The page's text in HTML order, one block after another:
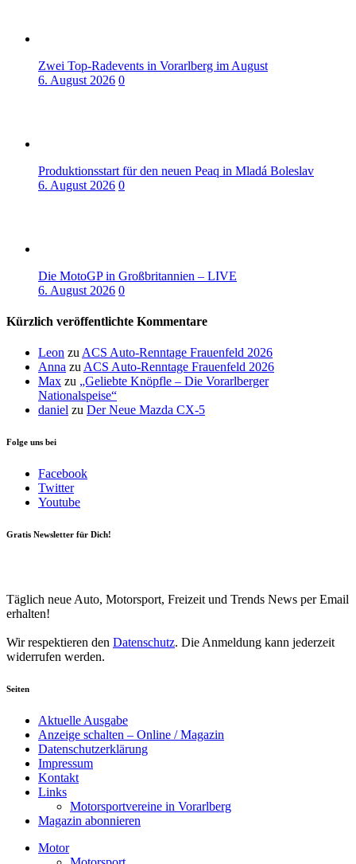
Zwei Top-Radevents in Vorarlberg im August
6. August 2026 0
Produktionsstart für den neuen Peaq in Mladá Boleslav
6. August 2026 0
Die MotoGP in Großbritannien – LIVE
6. August 2026 0
Kürzlich veröffentlichte Kommentare
Leon zu ACS Auto-Renntage Frauenfeld 2026
Anna zu ACS Auto-Renntage Frauenfeld 2026
Max zu „Geliebte Knöpfle – Die Vorarlberger
Nationalspeise“
daniel zu Der Neue Mazda CX-5
Folge uns bei
Facebook
Twitter
Youtube
Gratis Newsletter für Dich!
Täglich neue Auto, Motorsport, Freizeit und Trends News per Email
erhalten!
Wir respektieren den Datenschutz. Die Anmeldung kann jederzeit
widerrufen werden.
Seiten
Aktuelle Ausgabe
Anzeige schalten – Online / Magazin
Datenschutzerklärung
Impressum
Kontakt
Links
Motorsportvereine in Vorarlberg
Magazin abonnieren
Motor